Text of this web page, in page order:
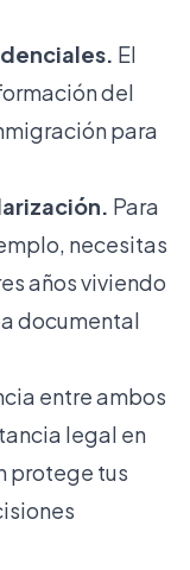
El
del
para
Para
necesitas
años viviendo
documental
entre ambos
legal en
protege tus